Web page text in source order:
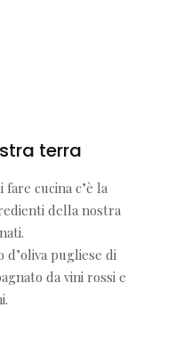
terra
cucina c’è la
della nostra
pugliese di
da vini rossi e